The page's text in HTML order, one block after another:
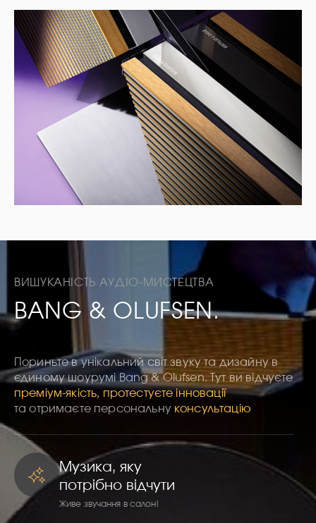
ВИШУКАНІСТЬ АУДІО-МИСТЕЦТВА
BANG & OLUFSEN.
Пориньте в унікальний світ звуку та дизайну в
єдиному шоурумі Bang & Olufsen. Тут ви відчуєте
преміум-якість, протестуєте інновації
та отримаєте персональну консультацію
Музика, яку
потрібно відчути
Живе звучання в салоні